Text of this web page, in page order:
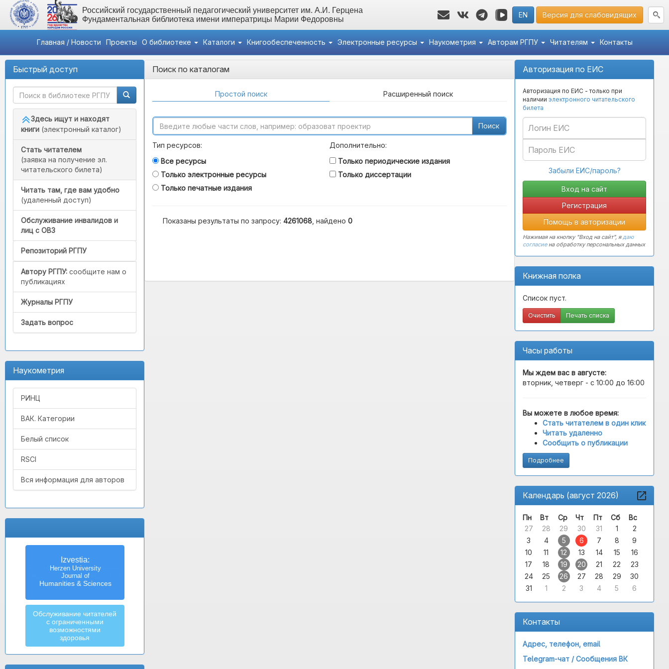
Российский государственный педагогический университет им. А.И. Герцена
Фундаментальная библиотека имени императрицы Марии Федоровны
EN Версия для слабовидящих
Главная / Новости Проекты О библиотеке Каталоги Книгообеспеченность Электронные ресурсы Наукометрия Авторам РГПУ Читателям Контакты
Быстрый доступ
Здесь ищут и находят
книги (электронный каталог)
Стать читателем
(заявка на получение эл.
читательского билета)
Читать там, где вам удобно
(удаленный доступ)
Обслуживание инвалидов и
лиц с ОВЗ
Репозиторий РГПУ
Автору РГПУ: сообщите нам о
публикациях
Журналы РГПУ
Задать вопрос
Наукометрия
РИНЦ
ВАК. Категории
Белый список
RSCI
Вся информация для авторов
Izvestia:
Herzen University
Journal of
Humanities & Sciences
Обслуживание читателей
с ограниченными
возможностями
здоровья
Авторизация по ЕИС
Авторизация по ЕИС - только при
наличии электронного читательского
билета
Забыли ЕИС/пароль?
Регистрация
Помощь в авторизации
Нажимая на кнопку "Вход на сайт", ядаю
согласиена обработку персональных данных
Книжная полка
Список пуст.
Очистить Печать списка
Часы работы
Мы ждем вас в августе:
вторник, четверг - с 10:00 до 16:00
Вы можете в любое время:
Стать читателем в один клик
Читать удаленно
Сообщить о публикации
Подробнее
Календарь (август 2026)
Пн Вт Ср Чт Пт Сб
Вс
27
28 29 30 31 1
2
3
4 5 6 7 8
9
10
11 12 13 14 15
16
17
18 19 20 21 22
23
24
25 26 27 28 29
30
31
1 2 3 4 5 6
Контакты
Адрес, телефон, email
Telegram-чат /Сообщения ВК
Поиск по каталогам
Простой поиск Расширенный поиск
Поиск
Тип ресурсов:
Все ресурсы
Только электронные ресурсы
Только печатные издания
Дополнительно:
Только периодические издания
Только диссертации
Показаны результаты по запросу: 4261068 , найдено 0